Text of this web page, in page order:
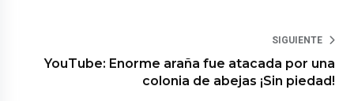
SIGUIENTE
YouTube: Enorme araña fue atacada por una
colonia de abejas ¡Sin piedad!